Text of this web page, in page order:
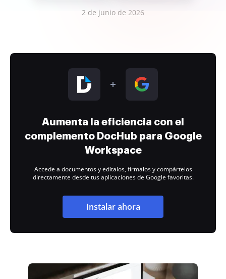
2 de junio de 2026
Aumenta la eficiencia con el
complemento DocHub para Google
Workspace
Accede a documentos y edítalos, fírmalos y compártelos
directamente desde tus aplicaciones de Google favoritas.
Instalar ahora